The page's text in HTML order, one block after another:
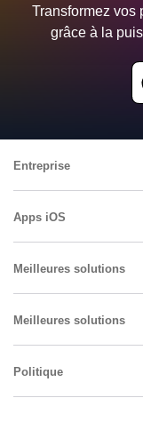
Transformez vos
grâce à la
Entreprise
Apps iOS
Meilleures solutions
Meilleures solutions
Politique